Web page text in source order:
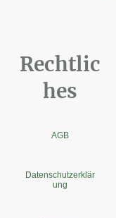
Rechtlic
hes
AGB
Datenschutzerklär
ung